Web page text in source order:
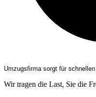
Umzugsfirma sorgt für
Wir tragen die Last, Sie die